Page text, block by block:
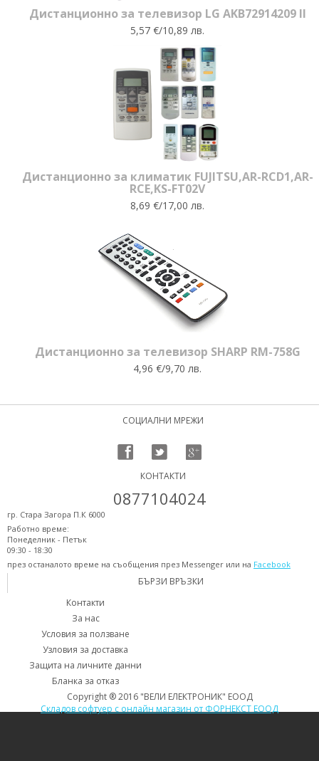
Дистанционно за телевизор LG AKB72914209 II
5,57 €/10,89 лв.
Дистанционно за климатик FUJITSU,AR-RCD1,AR-
RCE,KS-FT02V
8,69 €/17,00 лв.
Дистанционно за телевизор SHARP RM-758G
4,96 €/9,70 лв.
СОЦИАЛНИ МРЕЖИ
КОНТАКТИ
0877104024
гр. Стара Загора П.К 6000
Работно време:
Понеделник - Петък
09:30 - 18:30
през останалото време на съобщения през Messenger или на Facebook
БЪРЗИ ВРЪЗКИ
Контакти
За нас
Условия за ползване
Узловия за доставка
Защита на личните данни
Бланка за отказ
Copyright ® 2016 "ВЕЛИ ЕЛЕКТРОНИК" ЕООД
Складов софтуер с онлайн магазин от ФОРНЕКСТ ЕООД